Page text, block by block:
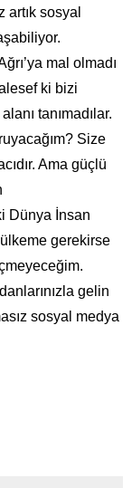
sosyal
mal olmadı
ki bizi
tanımadılar.
Size
Ama güçlü
Dünya İnsan
ülkeme gerekirse
gelin
sosyal medya